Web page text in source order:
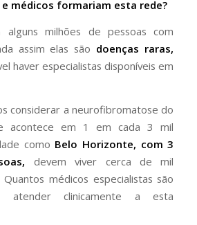
médicos formariam esta rede?
milhões de pessoas com
assim elas são doenças raras,
haver especialistas disponíveis em
considerar a neurofibromatose do
acontece em 1 em cada 3 mil
como Belo Horizonte, com 3
devem viver cerca de mil
médicos especialistas são
atender clinicamente a esta